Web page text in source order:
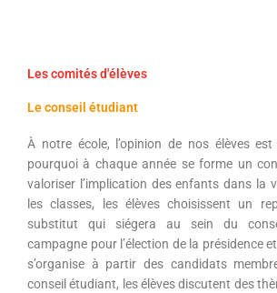
Les comités d'élèves
Le conseil étudiant
À notre école, l’opinion de nos élèves est
pourquoi à chaque année se forme un
valoriser l’implication des enfants dans la
les classes, les élèves choisissent un
substitut qui siégera au sein du
campagne pour l’élection de la présidence
s’organise à partir des candidats
conseil étudiant, les élèves discutent des